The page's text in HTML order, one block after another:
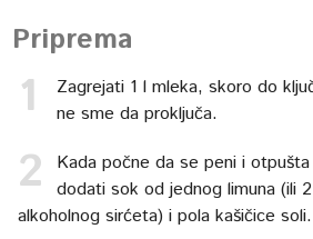
Priprema
Zagrejati 1 l mleka, skoro do
ne sme da proključa.
Kada počne da se peni i
dodati sok od jednog limuna (ili
alkoholnog sirćeta) i pola kašičice soli.